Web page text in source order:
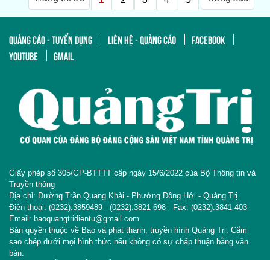
QUẢNG CÁO - TUYỂN DỤNG LIÊN HỆ - QUẢNG CÁO
FACEBOOK
YOUTUBE
GMAIL
Giấy phép số 305/GP-BTTTT cấp ngày 15/6/2022 của Bộ Thông tin và
Truyền thông
Địa chỉ: Đường Trần Quang Khải - Phường Đồng Hới - Quảng Trị.
Điện thoại: (0232).3859489 - (0232).3821 698 - Fax: (0232).3841 403
Email: baoquangtridientu@gmail.com
Bản quyền thuộc về Báo và phát thanh, truyền hình Quảng Trị. Cấm
sao chép dưới mọi hình thức nếu không có sự chấp thuận bằng văn
bản.